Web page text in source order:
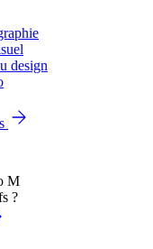
design
?